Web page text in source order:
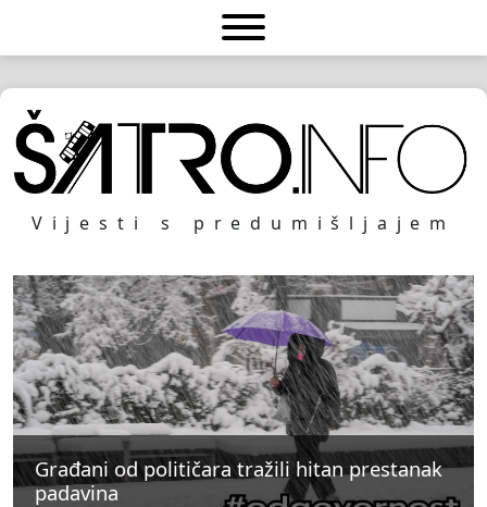
Vijesti s predumišljajem
Građani od političara tražili hitan prestanak
padavina
Građani od političara tražili hitan prestanak
padavina
Građani od političara tražili hitan prestanak
padavina